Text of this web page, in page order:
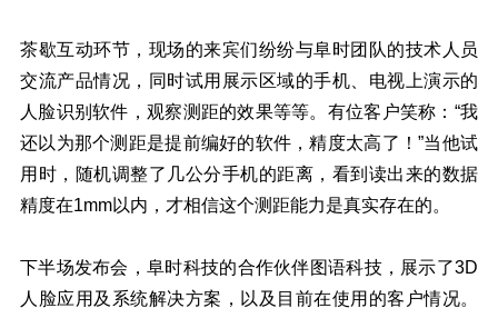
茶歇互动环节，现场的来宾们纷纷与阜时团队的技术人员
交流产品情况，同时试用展示区域的手机、电视上演示的
人脸识别软件，观察测距的效果等等。有位客户笑称：“我
还以为那个测距是提前编好的软件，精度太高了！”当他试
用时，随机调整了几公分手机的距离，看到读出来的数据
精度在1mm以内，才相信这个测距能力是真实存在的。
下半场发布会，阜时科技的合作伙伴图语科技，展示了3D
人脸应用及系统解决方案，以及目前在使用的客户情况。